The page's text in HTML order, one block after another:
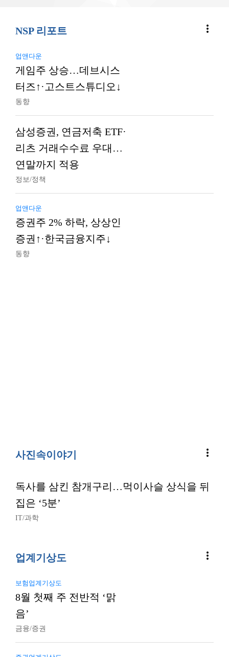
NSP 리포트 more_vert
업앤다운
게임주 상승…데브시스
터즈↑·고스트스튜디오↓
동향
삼성증권, 연금저축 ETF·
리츠 거래수수료 우대…
연말까지 적용
정보/정책
업앤다운
증권주 2% 하락, 상상인
증권↑·한국금융지주↓
동향
사진속이야기 more_vert
독사를 삼킨 참개구리…먹이사슬 상식을 뒤
집은 ‘5분’
IT/과학
업계기상도 more_vert
보험업계기상도
8월 첫째 주 전반적 ‘맑
음’
금융/증권